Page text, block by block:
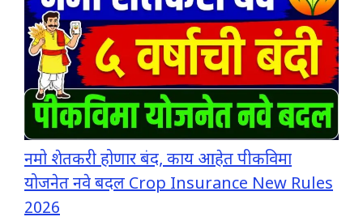
नमो शेतकरी होणार बंद, काय आहेत पीकविमा
योजनेत नवे बदल Crop Insurance New Rules
2026